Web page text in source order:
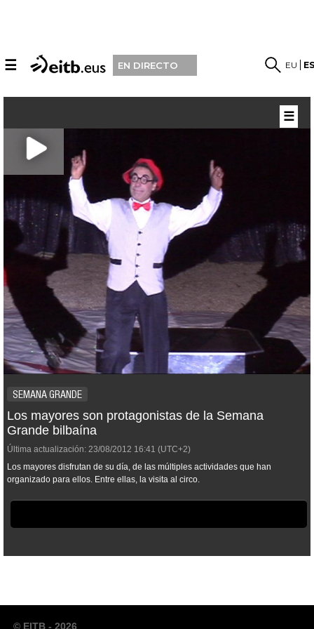
☰ EN DIRECTO EU
SEMANA GRANDE
Los mayores son protagonistas de la Semana
Grande bilbaína
Última actualización: 23/08/2012 16:41 (UTC+2)
Los mayores disfrutan de su día, de las múltiples actividades que han
organizado para ellos. Entre ellas, la visita al circo.
☰
© EITB - 2026